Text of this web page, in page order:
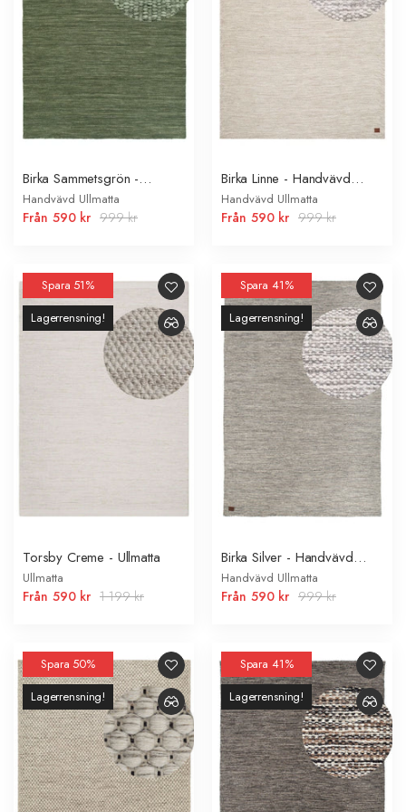
Birka Sammetsgrön -
Handvävd Ullmatta
Handvävd Ullmatta
Från 590 kr 999 kr
Birka Linne - Handvävd
Ullmatta
Handvävd Ullmatta
Från 590 kr 999 kr
Spara 51%
Lagerrensning!
Torsby Creme - Ullmatta
Ullmatta
Från 590 kr 1 199 kr
Spara 41%
Lagerrensning!
Birka Silver - Handvävd
Ullmatta
Handvävd Ullmatta
Från 590 kr 999 kr
Spara 50%
Lagerrensning!
Spara 41%
Lagerrensning!